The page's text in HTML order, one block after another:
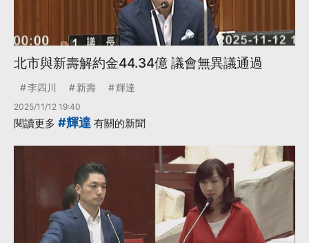
北市與新壽解約金44.34億 議會無異議通過
李四川 新壽 輝達
2025/11/12 19:40
閱讀更多 #輝達 有關的新聞